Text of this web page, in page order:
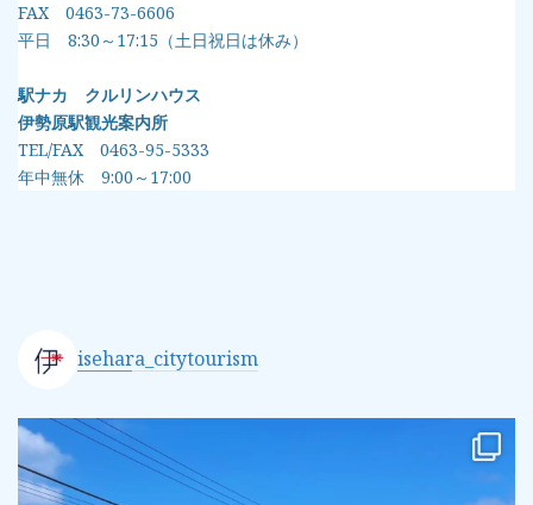
FAX 0463-73-6606
平日 8:30～17:15（土日祝日は休み）
駅ナカ クルリンハウス
伊勢原駅観光案内所
TEL/FAX 0463-95-5333
年中無休 9:00～17:00
isehara_citytourism